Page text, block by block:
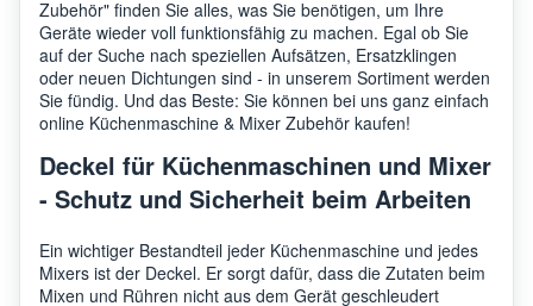
Zubehör" finden Sie alles, was Sie benötigen, um Ihre
Geräte wieder voll funktionsfähig zu machen. Egal ob Sie
auf der Suche nach speziellen Aufsätzen, Ersatzklingen
oder neuen Dichtungen sind - in unserem Sortiment werden
Sie fündig. Und das Beste: Sie können bei uns ganz einfach
online Küchenmaschine & Mixer Zubehör kaufen!
Deckel für Küchenmaschinen und Mixer
- Schutz und Sicherheit beim Arbeiten
Ein wichtiger Bestandteil jeder Küchenmaschine und jedes
Mixers ist der Deckel. Er sorgt dafür, dass die Zutaten beim
Mixen und Rühren nicht aus dem Gerät geschleudert